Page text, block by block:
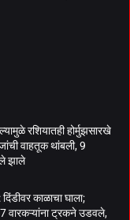
रशियातही होर्मुझसारखे
वाहतूक थांबली, 9
झाले
काळाचा घाला;
7 वारकऱ्यांना ट्रकने उडवले,